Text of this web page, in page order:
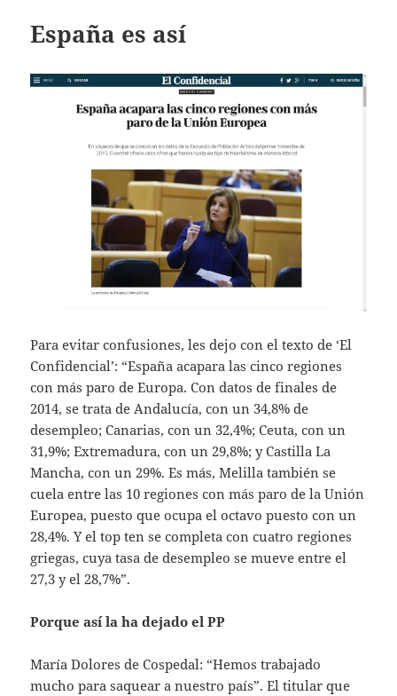
España es así
Para evitar confusiones, les dejo con el texto de ‘El
Confidencial’: “España acapara las cinco regiones
con más paro de Europa. Con datos de finales de
2014, se trata de Andalucía, con un 34,8% de
desempleo; Canarias, con un 32,4%; Ceuta, con un
31,9%; Extremadura, con un 29,8%; y Castilla La
Mancha, con un 29%. Es más, Melilla también se
cuela entre las 10 regiones con más paro de la Unión
Europea, puesto que ocupa el octavo puesto con un
28,4%. Y el top ten se completa con cuatro regiones
griegas, cuya tasa de desempleo se mueve entre el
27,3 y el 28,7%”.
Porque así la ha dejado el PP
María Dolores de Cospedal: “Hemos trabajado
mucho para saquear a nuestro país”. El titular que